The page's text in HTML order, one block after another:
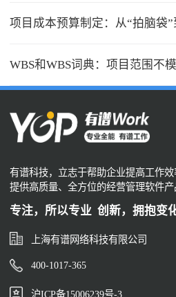
WBS和WBS词典：项目范围不
有谱科技，立志于帮助企业提高工作
提供高质量、全方位的经营管理软件
专注，所以专业 创新，拥抱变
上海有谱网络科技有限公司
400-1017-365
沪ICP备15006239号-3